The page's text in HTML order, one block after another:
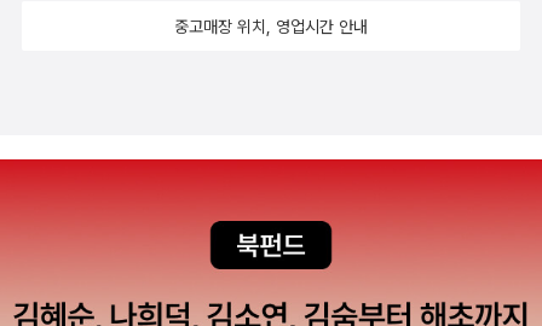
중고매장 위치, 영업시간 안내